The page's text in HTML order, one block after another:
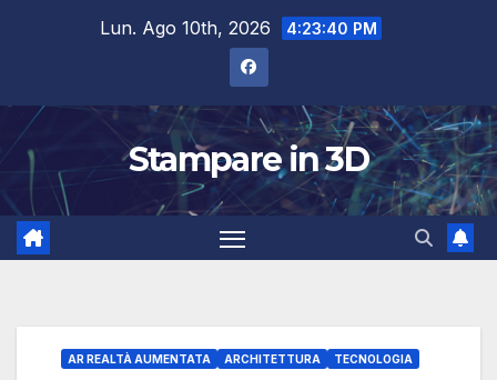
Lun. Ago 10th, 2026 4:23:41 PM
Stampare in 3D
AR REALTÀ AUMENTATA ARCHITETTURA TECNOLOGIA